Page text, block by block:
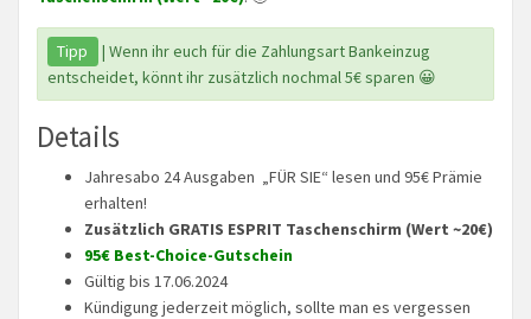
Tipp
| Wenn ihr euch für die Zahlungsart Bankeinzug
entscheidet, könnt ihr zusätzlich nochmal 5€ sparen 😀
Details
Jahresabo 24 Ausgaben „FÜR SIE“ lesen und 95€ Prämie
erhalten!
Zusätzlich GRATIS ESPRIT Taschenschirm (Wert ~20€)
95€ Best-Choice-Gutschein
Gültig bis 17.06.2024
Kündigung jederzeit möglich, sollte man es vergessen